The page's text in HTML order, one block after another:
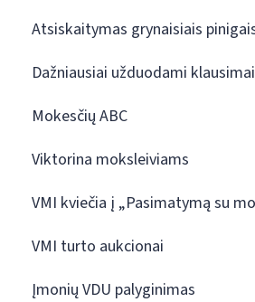
Atsiskaitymas grynaisiais
Dažniausiai užduodami klausimai
Mokesčių ABC
Viktorina moksleiviams
VMI kviečia į „Pasimatymą su
VMI turto aukcionai
Įmonių VDU palyginimas